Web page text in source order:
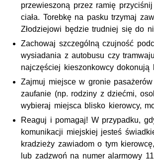
przewieszoną przez ramię
ciała. Torebkę na pasku trzymaj
Złodziejowi będzie trudniej się do
Zachowaj szczególną czujność
wysiadania z autobusu czy
najczęściej kieszonkowcy dokonują
Zajmuj miejsce w gronie
zaufanie (np. rodziny z dziećmi,
wybieraj miejsca blisko kierowcy,
Reaguj i pomagaj! W przypadku,
komunikacji miejskiej jesteś
kradzieży zawiadom o tym
lub zadzwoń na numer alarmowy